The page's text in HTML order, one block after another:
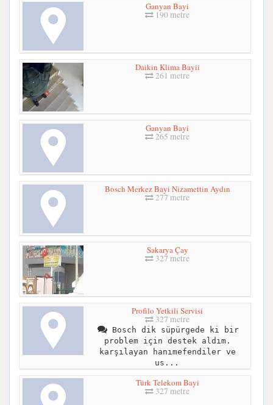
Ganyan Bayi
190 metre
Daikin Klima Bayii
261 metre
Ganyan Bayi
265 metre
Bosch Merkez Bayi Nizamettin Aydın
277 metre
Sakarya Çay
327 metre
Profilo Yetkili Servisi
327 metre
Bosch dik süpürgede ki bir
problem için destek aldım.
karşılayan hanımefendiler ve
us...
Türk Telekom Bayi
327 metre